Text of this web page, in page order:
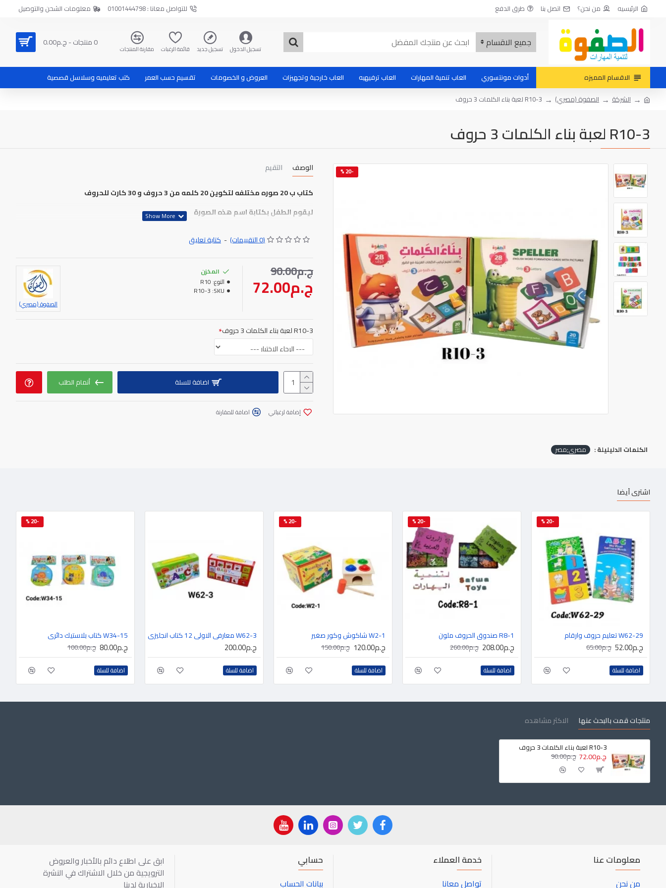
الرئيسيه من نحن؟ اتصل بنا طرق الدفع للتواصل معانا : 01001444798 معلومات الشحن والتوصيل
جميع الاقسام تسجيل الدخول تسجيل جديد قائمة الرغبات مقارنة المنتجات
0 منتجات - ج.م0.00
الاقسام المميزه أدوات مونتسوري العاب تنمية المهارات العاب ترفيهيه العاب خارجية وتجهيزات العروض و الخصومات تقسيم حسب العمر
كتب تعليميه وسلاسل قصصية
الشركة
الصفوة (مصري) R10-3 لعبة بناء الكلمات 3 حروف
R10-3 لعبة بناء الكلمات 3 حروف
-20 % الوصف
التقيم
كتاب ب 20 صوره مختلفه لتكوين 20 كلمه من 3 حروف و 30 كارت للحروف
ليقوم الطفل بكتابة اسم هذه الصورة
(0 التقييمات) - كتابة تعليق
ج.م72.00
ج.م90.00
المخزن
النوع: R10
SKU:
R10-3
الصفوة (مصري)
R10-3 لعبة بناء الكلمات 3 حروف
اضافة للسلة أتمام الطلب
إضافة لرغباتي اضافة للمقارنة
الكلمات الدليليلة : مصري;مصر
اشترى أيضا
-20 %
W62-29 تعليم حروف وارقام
ج.م52.00 ج.م65.00
اضافة للسلة
-20 %
R8-1 صندوق الحروف ملون
ج.م208.00 ج.م260.00
اضافة للسلة
-20 %
W2-1 شاكوش وكور صغير
ج.م120.00 ج.م150.00
اضافة للسلة
W62-3 معارفي الاولى 12 كتاب انجليزي
ج.م200.00
اضافة للسلة
-20 %
W34-15 كتاب بلاستيك دائري
ج.م80.00 ج.م100.00
اضافة للسلة
منتجات قمت بالبحث عنها الاكثر مشاهده
R10-3 لعبة بناء الكلمات 3 حروف
ج.م72.00 ج.م90.00
معلومات عنا
من نحن
خدمة العملاء
تواصل معانا
حسابي
بيانات الحساب
ابق على اطلاع دائم بالأخبار والعروض
الترويجية من خلال الاشتراك في النشرة
الإخبارية لدينا